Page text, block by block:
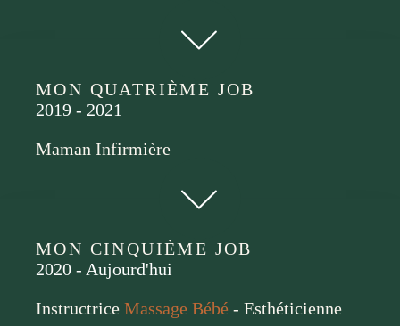
MON QUATRIÈME JOB
2019 - 2021
Maman Infirmière
MON CINQUIÈME JOB
2020 - Aujourd'hui
Instructrice Massage Bébé - Esthéticienne